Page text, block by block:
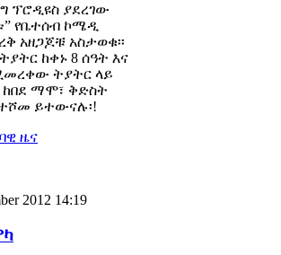
ፕሮዲዩስ ያደረገው
የቤተሰብ ኮሜዲ
አዘጋጆቹ አስታወቁ፡፡
ከቀኑ 8 ሰዓት እና
ትያትር ላይ
ማሞ፣ ቅድስት
ይተውናሉ፡!
ዜና
2012 14:19